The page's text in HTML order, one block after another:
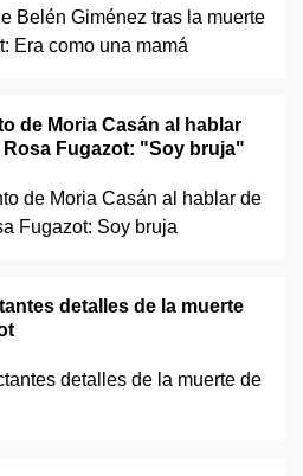
de Moria Casán al hablar
Rosa Fugazot: "Soy bruja"
detalles de la muerte